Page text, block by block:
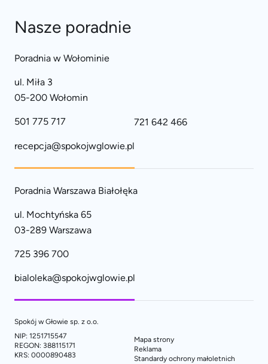
Nasze poradnie
Poradnia w Wołominie
ul. Miła 3
05-200 Wołomin
501 775 717 721 642 466
recepcja@spokojwglowie.pl
Poradnia Warszawa Białołęka
ul. Mochtyńska 65
03-289 Warszawa
725 396 700
bialoleka@spokojwglowie.pl
Spokój w Głowie sp. z o.o.
NIP: 1251715547
REGON: 388115171
KRS: 0000890483
Mapa strony
Reklama
Standardy ochrony małoletnich